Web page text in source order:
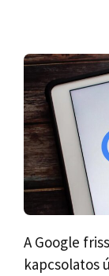
A Google
kapcsolatos